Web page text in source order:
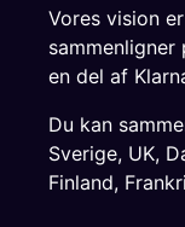
Vores vision
en del af
Du kan
Sverige, UK,
Finland,